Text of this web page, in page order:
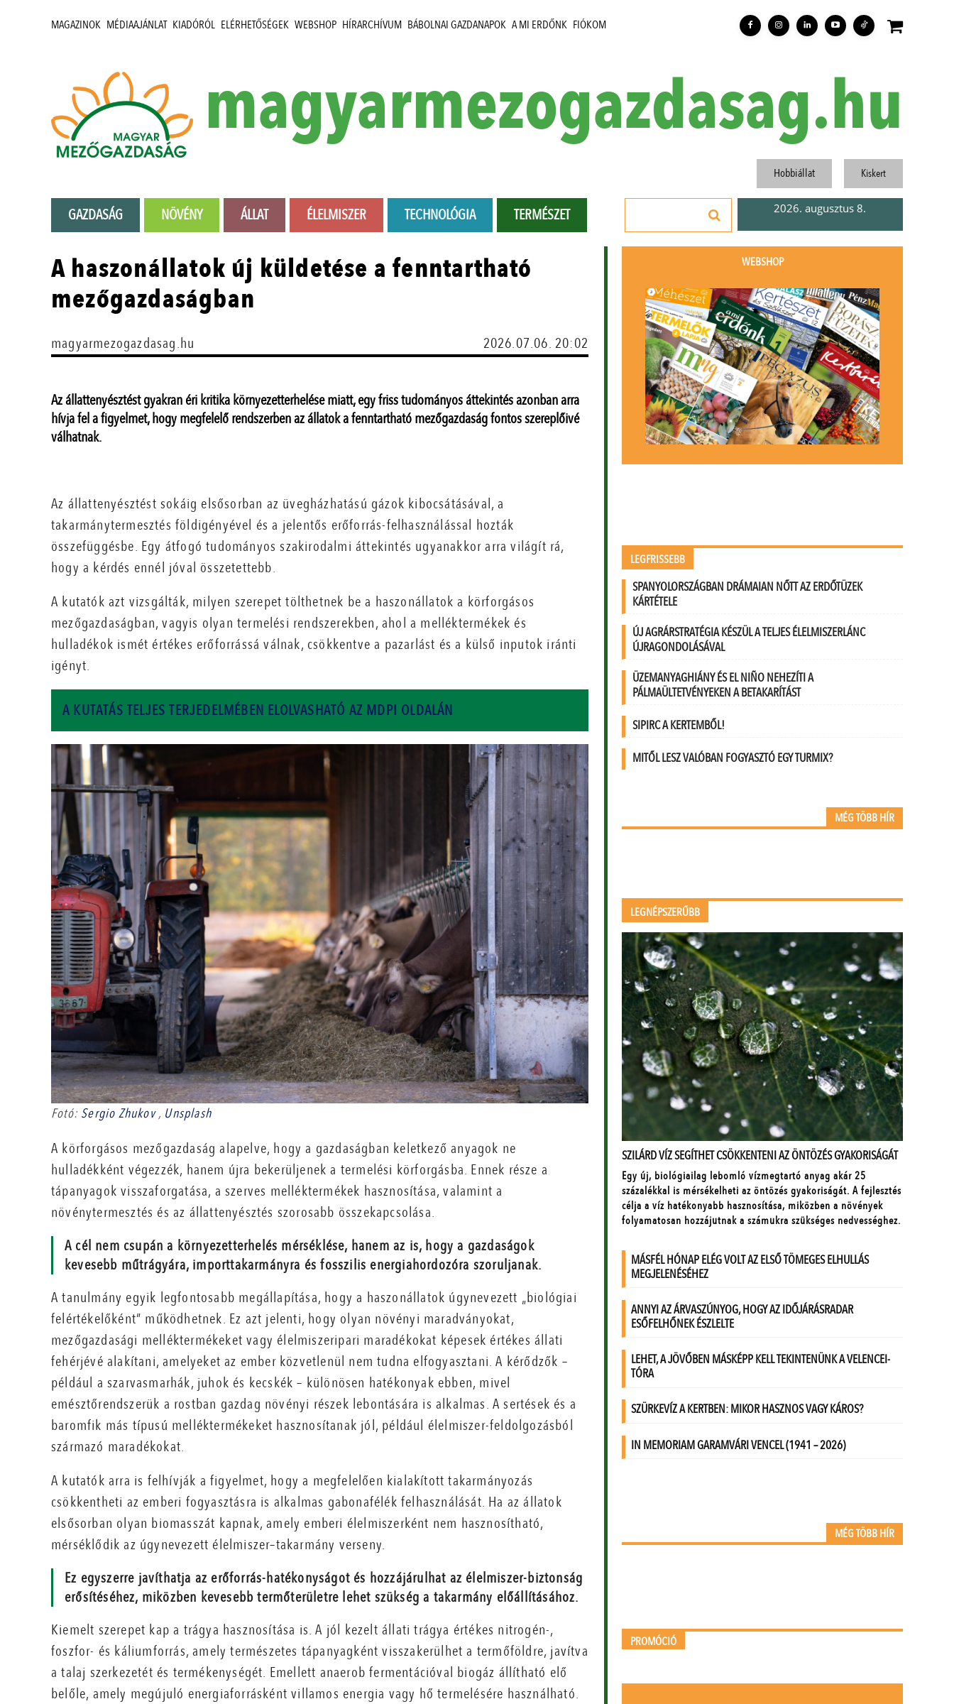
MAGAZINOK MÉDIAAJÁNLAT KIADÓRÓL ELÉRHETŐSÉGEK WEBSHOP HÍRARCHÍVUM BÁBOLNAI GAZDANAPOK A MI ERDŐNK FIÓKOM
magyarmezogazdasag.hu
GAZDASÁG NÖVÉNY ÁLLAT ÉLELMISZER TECHNOLÓGIA TERMÉSZET
Hobbiállat Kiskert
2026. augusztus 8.
A haszonállatok új küldetése a fenntartható
mezőgazdaságban
magyarmezogazdasag.hu 2026.07.06. 20:02
Az állattenyésztést gyakran éri kritika környezetterhelése miatt, egy friss tudományos áttekintés azonban arra
hívja fel a figyelmet, hogy megfelelő rendszerben az állatok a fenntartható mezőgazdaság fontos szereplőivé
válhatnak.
Az állattenyésztést sokáig elsősorban az üvegházhatású gázok kibocsátásával, a
takarmánytermesztés földigényével és a jelentős erőforrás-felhasználással hozták
összefüggésbe. Egy átfogó tudományos szakirodalmi áttekintés ugyanakkor arra világít rá,
hogy a kérdés ennél jóval összetettebb.
A kutatók azt vizsgálták, milyen szerepet tölthetnek be a haszonállatok a körforgásos
mezőgazdaságban, vagyis olyan termelési rendszerekben, ahol a melléktermékek és
hulladékok ismét értékes erőforrássá válnak, csökkentve a pazarlást és a külső inputok iránti
igényt.
A KUTATÁS TELJES TERJEDELMÉBEN ELOLVASHATÓ AZ MDPI OLDALÁN
Fotó: Sergio Zhukov, Unsplash
A körforgásos mezőgazdaság alapelve, hogy a gazdaságban keletkező anyagok ne
hulladékként végezzék, hanem újra bekerüljenek a termelési körforgásba. Ennek része a
tápanyagok visszaforgatása, a szerves melléktermékek hasznosítása, valamint a
növénytermesztés és az állattenyésztés szorosabb összekapcsolása.
A cél nem csupán a környezetterhelés mérséklése, hanem az is, hogy a gazdaságok
kevesebb műtrágyára, importtakarmányra és fosszilis energiahordozóra szoruljanak.
A tanulmány egyik legfontosabb megállapítása, hogy a haszonállatok úgynevezett „biológiai
felértékelőként” működhetnek. Ez azt jelenti, hogy olyan növényi maradványokat,
mezőgazdasági melléktermékeket vagy élelmiszeripari maradékokat képesek értékes állati
fehérjévé alakítani, amelyeket az ember közvetlenül nem tudna elfogyasztani. A kérődzők –
például a szarvasmarhák, juhok és kecskék – különösen hatékonyak ebben, mivel
emésztőrendszerük a rostban gazdag növényi részek lebontására is alkalmas. A sertések és a
baromfik más típusú melléktermékeket hasznosítanak jól, például élelmiszer-feldolgozásból
származó maradékokat.
A kutatók arra is felhívják a figyelmet, hogy a megfelelően kialakított takarmányozás
csökkentheti az emberi fogyasztásra is alkalmas gabonafélék felhasználását. Ha az állatok
elsősorban olyan biomasszát kapnak, amely emberi élelmiszerként nem hasznosítható,
mérséklődik az úgynevezett élelmiszer–takarmány verseny.
Ez egyszerre javíthatja az erőforrás-hatékonyságot és hozzájárulhat az élelmiszer-biztonság
erősítéséhez, miközben kevesebb termőterületre lehet szükség a takarmány előállításához.
Kiemelt szerepet kap a trágya hasznosítása is. A jól kezelt állati trágya értékes nitrogén-,
foszfor- és káliumforrás, amely természetes tápanyagként visszakerülhet a termőföldre, javítva
a talaj szerkezetét és termékenységét. Emellett anaerob fermentációval biogáz állítható elő
belőle, amely megújuló energiaforrásként villamos energia vagy hő termelésére használható.
WEBSHOP
LEGFRISSEBB
SPANYOLORSZÁGBAN DRÁMAIAN NŐTT AZ ERDŐTÜZEK
KÁRTÉTELE
ÚJ AGRÁRSTRATÉGIA KÉSZÜL A TELJES ÉLELMISZERLÁNC
ÚJRAGONDOLÁSÁVAL
ÜZEMANYAGHIÁNY ÉS EL NIÑO NEHEZÍTI A
PÁLMAÜLTETVÉNYEKEN A BETAKARÍTÁST
SIPIRC A KERTEMBŐL!
MITŐL LESZ VALÓBAN FOGYASZTÓ EGY TURMIX?
MÉG TÖBB HÍR
LEGNÉPSZERŰBB
MÉG TÖBB HÍR
PROMÓCIÓ